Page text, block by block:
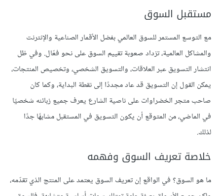
مستقبل السوق
مع التوسع المستمر للسوق العالمي بفضل الأقمار الصناعية والإنترنت
والمشاكل العالمية، تزداد صعوبة تقييم السوق على نحو فعّال. وفي ظل
انتشار التسويق عبر العلاقات، والتسويق الشخصي، وتخصيص المنتجات،
يمكن القول إن التسويق قد عاد مجددًا إلى نقطة البداية، وكما كان
صاحب متجر الخضراوات على ناصية الشارع يعرف جميع زبائنه شخصيًا
في الماضي، من المتوقع أن يكون التسويق في المستقبل مشابهًا جدًا
لذلك.
خلاصة تعريف السوق وفهمه
ما هو السوق؟ في الواقع إن تعريف السوق يعتمد على المنتج الذي تقدّمه،